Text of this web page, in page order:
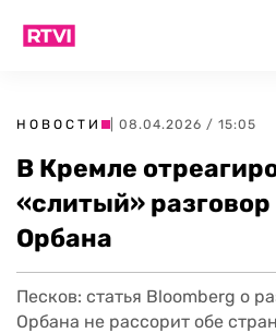
НОВОСТИ | 08.04.2026 / 15:05
В Кремле
«слитый»
Орбана
Песков: статья Bloomberg о
Орбана не рассорит обе